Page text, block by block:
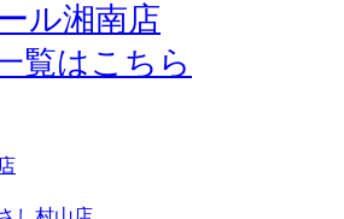
ル湘南店
覧はこちら